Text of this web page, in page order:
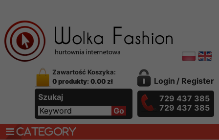
Zawartość Koszyka:
0 produkty: 0.00 zł
Szukaj
Login / Register
729 437 385
729 437 385
CATEGORY